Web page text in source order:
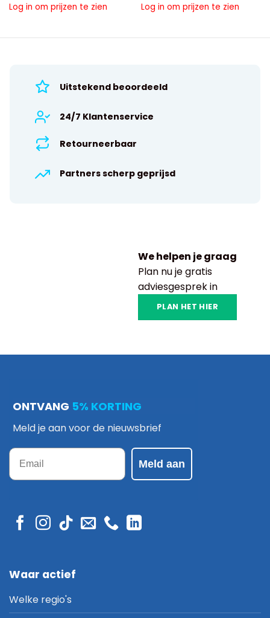
Log in om prijzen te zien
Log in om prijzen te zien
We helpen je graag
Plan nu je gratis
adviesgesprek in
PLAN HET HIER
Uitstekend beoordeeld
24/7 Klantenservice
Retourneerbaar
Partners scherp geprijsd
ONTVANG 5% KORTING
Meld je aan voor de nieuwsbrief
Email
Meld aan
Waar actief
Welke regio's